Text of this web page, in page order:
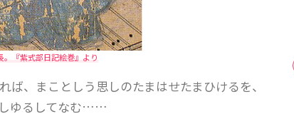
。『紫式部日記絵巻』より
、まことしう思しのたまはせたまひけるを、
ゆるしてなむ……